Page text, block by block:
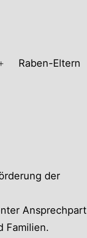
Menü
Raben-Eltern
der
Familien.